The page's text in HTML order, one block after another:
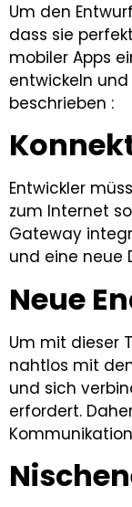
Um den
dass sie
mobiler Apps
entwickeln
beschrieben :
Entwickler
zum Internet
Gateway
und eine neue
Neue
Um mit dieser
nahtlos mit
und sich
erfordert.